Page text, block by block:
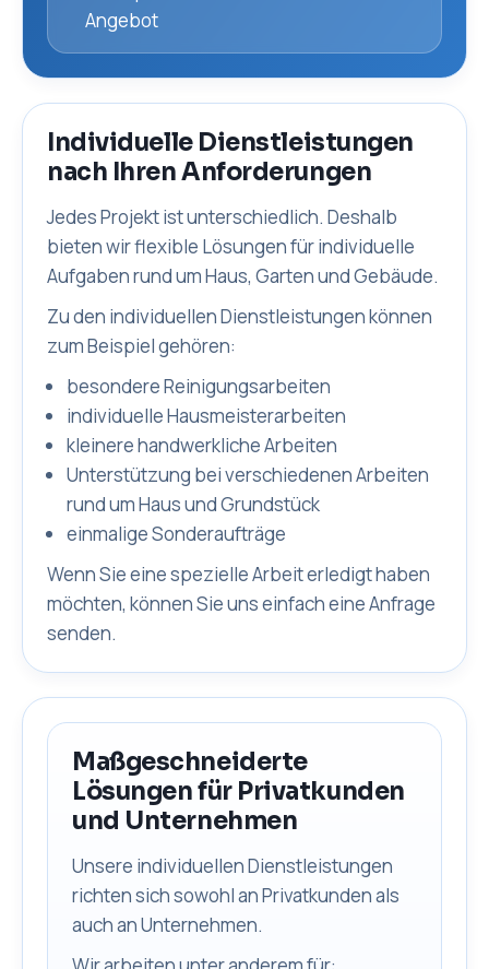
Angebot
Individuelle Dienstleistungen
nach Ihren Anforderungen
Jedes Projekt ist unterschiedlich. Deshalb
bieten wir flexible Lösungen für individuelle
Aufgaben rund um Haus, Garten und Gebäude.
Zu den individuellen Dienstleistungen können
zum Beispiel gehören:
besondere Reinigungsarbeiten
individuelle Hausmeisterarbeiten
kleinere handwerkliche Arbeiten
Unterstützung bei verschiedenen Arbeiten
rund um Haus und Grundstück
einmalige Sonderaufträge
Wenn Sie eine spezielle Arbeit erledigt haben
möchten, können Sie uns einfach eine Anfrage
senden.
Maßgeschneiderte
Lösungen für Privatkunden
und Unternehmen
Unsere individuellen Dienstleistungen
richten sich sowohl an Privatkunden als
auch an Unternehmen.